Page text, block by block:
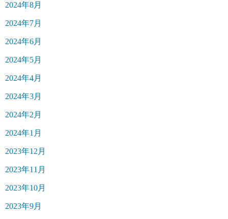
2024年8月
2024年7月
2024年6月
2024年5月
2024年4月
2024年3月
2024年2月
2024年1月
2023年12月
2023年11月
2023年10月
2023年9月